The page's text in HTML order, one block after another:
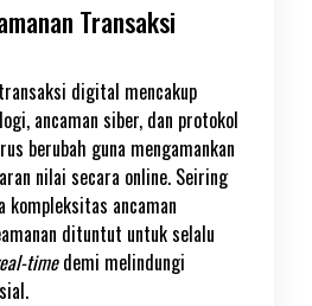
Transaksi
digital mencakup
ancaman siber, dan protokol
berubah guna mengamankan
nilai secara online. Seiring
kompleksitas ancaman
dituntut untuk selalu
timedemi melindungi